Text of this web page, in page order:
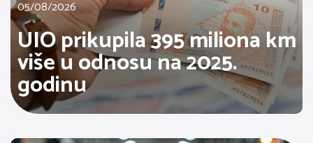
05/08/2026
UIO prikupila 395 miliona km
više u odnosu na 2025.
godinu